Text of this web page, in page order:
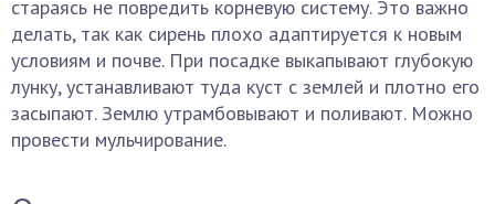
стараясь не повредить корневую систему. Это важно
делать, так как сирень плохо адаптируется к новым
условиям и почве. При посадке выкапывают глубокую
лунку, устанавливают туда куст с землей и плотно его
засыпают. Землю утрамбовывают и поливают. Можно
провести мульчирование.